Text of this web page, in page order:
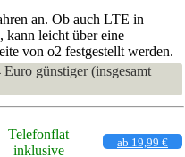
an. Ob auch LTE in
kann leicht über eine
von o2 festgestellt werden.
günstiger (insgesamt
Telefonflat
inklusive
ab 19,99 €